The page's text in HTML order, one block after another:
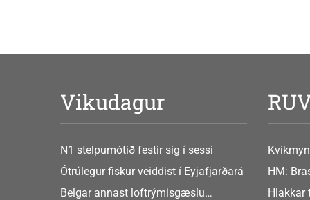
Vikudagur
N1 stelpumótið festir sig í sessi
Ótrúlegur fiskur veiddist í Eyjafjarðará
Belgar annast loftrýmisgæslu
GusGus
HM:
Hlakkar